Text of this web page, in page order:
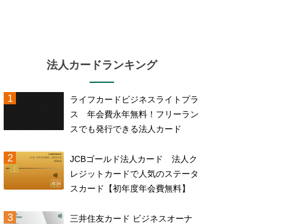
法人カードランキング
ライフカードビジネスライトプラ
ス 年会費永年無料！フリーラン
スでも発行できる法人カード
JCBゴールド法人カード 法人ク
レジットカードで人気のステータ
スカード【初年度年会費無料】
三井住友カード ビジネスオーナ